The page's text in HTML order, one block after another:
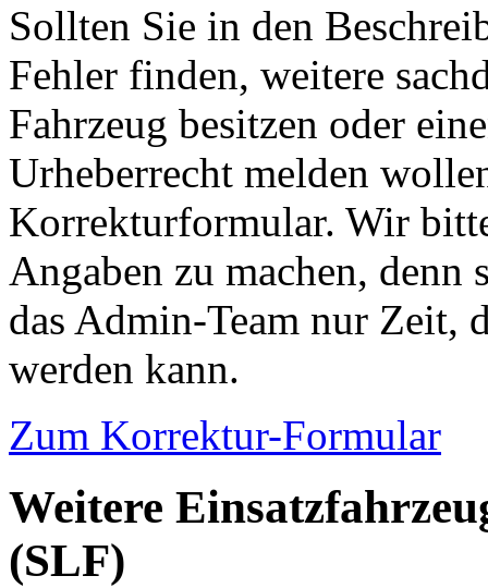
Sollten Sie in den
Fehler finden, weitere
Fahrzeug besitzen oder
Urheberrecht melden
Korrekturformular. Wir
Angaben zu machen,
das Admin-Team nur Zeit,
werden kann.
Zum Korrektur-Formular
Weitere
(SLF)